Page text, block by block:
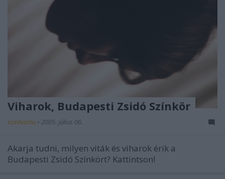
Viharok, Budapesti Zsidó Színkör
szinhazhu • 2005. július 06.
Akarja tudni, milyen viták és viharok érik a
Budapesti Zsidó Színkört? Kattintson!